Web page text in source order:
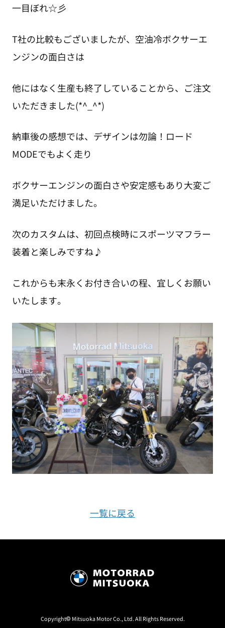
一目ぼれ☆彡
T社の比較もございましたが、空油冷ボクサーエ
ンジンの面白さは
他にはなく生産も終了していることから、ご注文
いただきました(*^_^*)
納車後の感想では、デザインは勿論！ロード
MODEでもよく走り
ボクサーエンジンの面白さや安定感もあり大変ご
満足いただけました。
次のカスタムは、初回点検時にスポーツマフラー
装着と楽しみですね♪
これからも末永くお付き合いの程、宜しくお願い
いたします。
一覧に戻る
Copyright© Mitsuoka Motor Co., Ltd. All Rights Reserved.